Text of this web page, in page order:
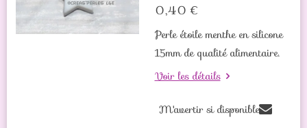
0,40 €
Perle étoile menthe en silicone
15mm de qualité alimentaire.
Voir les détails
M'avertir si disponible